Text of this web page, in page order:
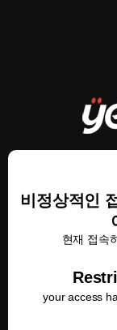
비정상적인
현재 접속
your access